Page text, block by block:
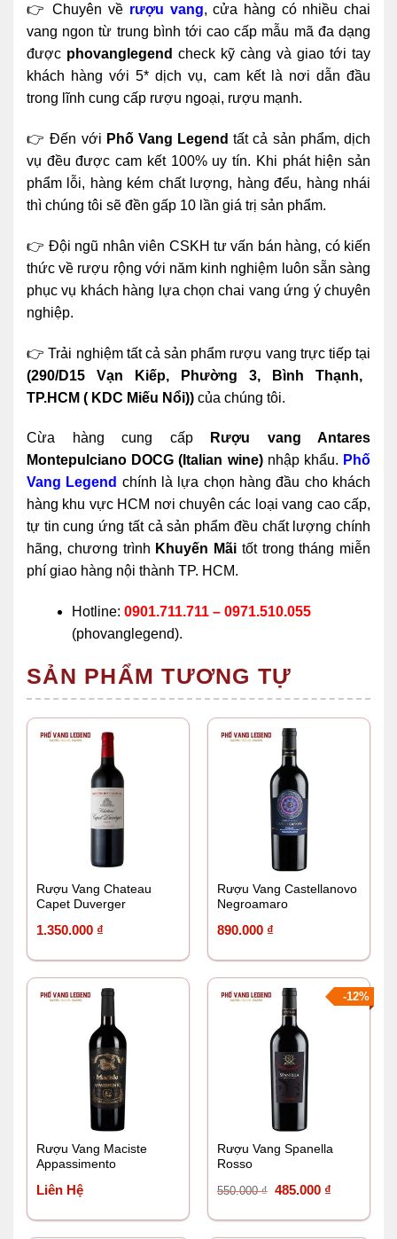
👉 Chuyên về rượu vang, cửa hàng có nhiều chai
vang ngon từ trung bình tới cao cấp mẫu mã đa dạng
được phovanglegend check kỹ càng và giao tới tay
khách hàng với 5* dịch vụ, cam kết là nơi dẫn đầu
trong lĩnh cung cấp rượu ngoại, rượu mạnh.
👉 Đến với Phố Vang Legend tất cả sản phẩm, dịch
vụ đều được cam kết 100% uy tín. Khi phát hiện sản
phẩm lỗi, hàng kém chất lượng, hàng đểu, hàng nhái
thì chúng tôi sẽ đền gấp 10 lần giá trị sản phẩm.
👉 Đội ngũ nhân viên CSKH tư vấn bán hàng, có kiến
thức về rượu rộng với năm kinh nghiệm luôn sẵn sàng
phục vụ khách hàng lựa chọn chai vang ứng ý chuyên
nghiệp.
👉 Trải nghiệm tất cả sản phẩm rượu vang trực tiếp tại
(290/D15 Vạn Kiếp, Phường 3, Bình Thạnh,
TP.HCM ( KDC Miếu Nổi)) của chúng tôi.
Cừa hàng cung cấpRượu vang Antares
Montepulciano DOCG (Italian wine) nhập khẩu. Phố
Vang Legend chính là lựa chọn hàng đầu cho khách
hàng khu vực HCM nơi chuyên các loại vang cao cấp,
tự tin cung ứng tất cả sản phẩm đều chất lượng chính
hãng, chương trình Khuyến Mãi tốt trong tháng miễn
phí giao hàng nội thành TP. HCM.
Hotline: 0901.711.711 – 0971.510.055
(phovanglegend).
SẢN PHẨM TƯƠNG TỰ
Rượu Vang Chateau
Capet Duverger
1.350.000 ₫
Rượu Vang Castellanovo
Negroamaro
890.000 ₫
Rượu Vang Maciste
Appassimento
Liên Hệ
-12%
Rượu Vang Spanella
Rosso
550.000₫ Giá
485.000 ₫Giá